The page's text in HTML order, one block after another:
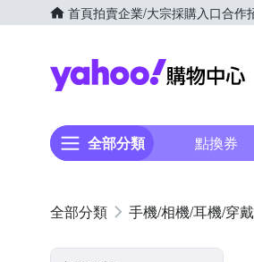
首頁拍賣企業/大宗採購入口合作
全部分類 點換券
手機/相機/耳機/穿戴